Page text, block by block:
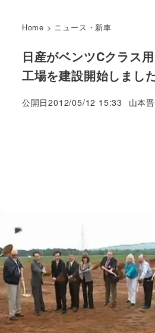
Home > ニュース・新車
日産がベンツCクラス
工場を建設開始しまし
公開日2012/05/12 15:33
著
山本